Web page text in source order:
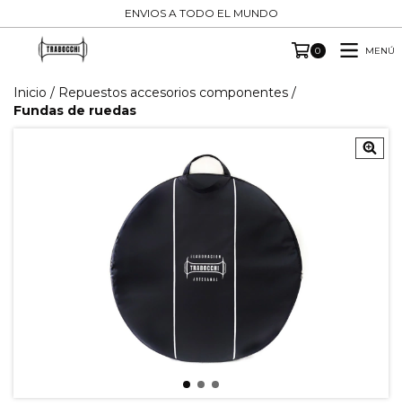
ENVIOS A TODO EL MUNDO
0 MENÚ
Inicio / Repuestos accesorios componentes /
Fundas de ruedas